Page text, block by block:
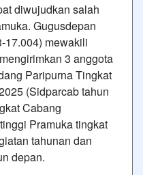
diwujudkan salah
Gugusdepan
17.004) mewakili
3 anggota
Paripurna Tingkat
(Sidparcab tahun
Cabang
Pramuka tingkat
tahunan dan
depan.